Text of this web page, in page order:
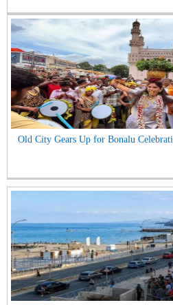
Old City Gears Up for Bonalu